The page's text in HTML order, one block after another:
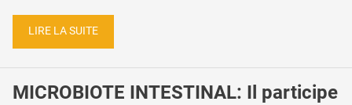
LIRE LA SUITE
MICROBIOTE INTESTINAL: Il participe